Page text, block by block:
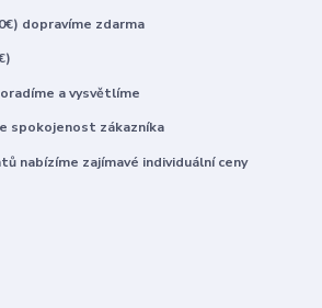
dopravíme zdarma
a vysvětlíme
spokojenost zákazníka
nabízíme zajímavé individuální ceny